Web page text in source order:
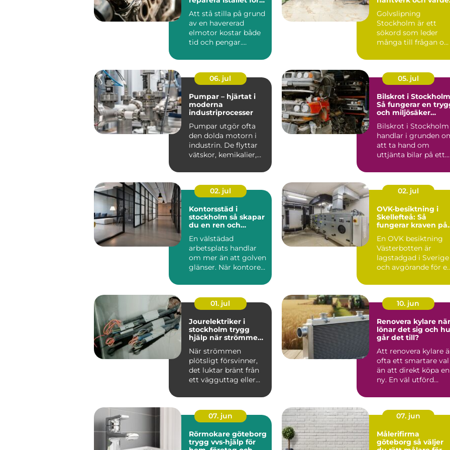
Att stå stilla på grund
av en havererad
elmotor kostar både
tid och pengar.
trasig...
Golvslipning
Stockholm är ett
sökord som leder
många till frågan om
nytt liv utan...
06. jul
Pumpar – hjärtat i
moderna
industriprocesser
Pumpar utgör ofta
den dolda motorn i
industrin. De flyttar
vätskor, kemikalier,
05. jul
Bilskrot i
Så fungerar en
och miljösäker
Bilskrot i Stockholm
handlar i grunden
att ta hand om
uttjänta bilar på ett
02. jul
Kontorsstäd i
stockholm så skapar
du en ren och
En välstädad
arbetsplats handlar
om mer än att golven
glänser. När kontoret
strukturerat...
02. jul
OVK-besiktning i
Skellefteå: Så
fungerar kraven på
En OVK besiktning
Västerbotten är
lagstadgad i Sverige
och avgörande för
01. jul
Jourelektriker i
stockholm trygg
hjälp när strömmen
När strömmen
plötsligt försvinner,
det luktar bränt från
ett vägguttag eller
om...
10. jun
Renovera kylare när
lönar det sig och
går det till?
Att renovera kylare
ofta ett smartare val
än att direkt köpa en
ny. En väl utförd
07. jun
Rörmokare göteborg
trygg vvs-hjälp för
07. jun
Målerifirma
göteborg så väljer